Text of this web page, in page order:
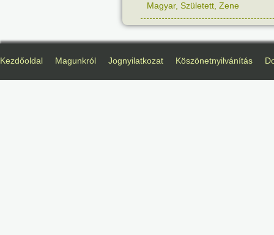
Magyar, Született Zene
Kezdőoldal Magunkról Jognyilatkozat Köszönetnyilvánítás